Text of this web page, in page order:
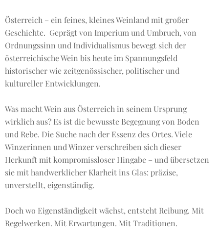
Österreich – ein feines, kleines Weinland mit großer
Geschichte. Geprägt von Imperium und Umbruch, von
Ordnungssinn und Individualismus bewegt sich der
österreichische Wein bis heute im Spannungsfeld
historischer wie zeitgenössischer, politischer und
kultureller Entwicklungen.
Was macht Wein aus Österreich in seinem Ursprung
wirklich aus? Es ist die bewusste Begegnung von Boden
und Rebe. Die Suche nach der Essenz des Ortes. Viele
Winzerinnen und Winzer verschreiben sich dieser
Herkunft mit kompromissloser Hingabe – und übersetzen
sie mit handwerklicher Klarheit ins Glas: präzise,
unverstellt, eigenständig.
Doch wo Eigenständigkeit wächst, entsteht Reibung. Mit
Regelwerken. Mit Erwartungen. Mit Traditionen.